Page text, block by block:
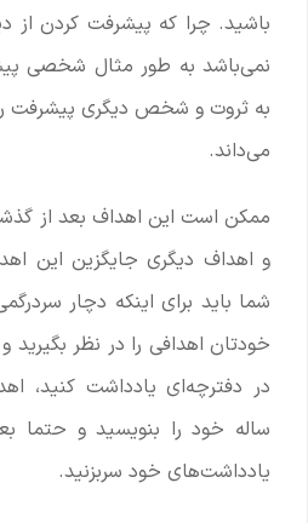
باشید. چرا که پیشرفت کردن از
نمی‌باشد به طور مثال شخصی
به ثروت و شخص دیگری پیشرفت را
می‌داند.
ممکن است این اهداف بعد از
و اهداف دیگری جایگزین این
شما باید برای اینکه دچار
خودتان اهدافی را در نظر
در دفترچه‌ای یادداشت کنید،
ساله خود را بنویسید و حتما
یادداشت‌های خود سربزنید.